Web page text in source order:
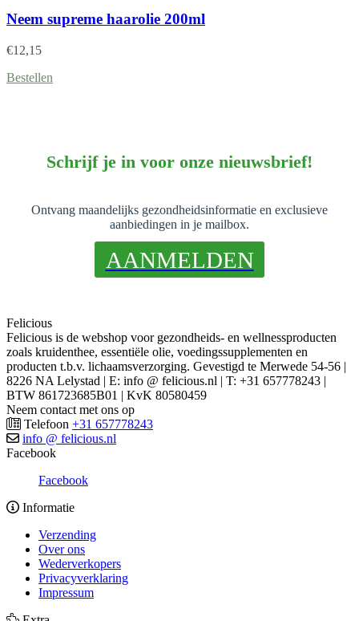
Neem supreme haarolie 200ml
€12,15
Bestellen
Schrijf je in voor onze nieuwsbrief!
Ontvang maandelijks gezondheidsinformatie en exclusieve
aanbiedingen in je mailbox.
AANMELDEN
Felicious
Felicious is de webshop voor gezondheids- en wellnessproducten
zoals kruidenthee, essentiële olie, voedingssupplementen en
producten t.b.v. lichaamsverzorging. Gevestigd te Merwede 54-56 |
8226 NA Lelystad | E: info @ felicious.nl | T: +31 657778243 |
BTW 861723685B01 | KvK 80580459
Neem contact met ons op
Telefoon +31 657778243
info @ felicious.nl
Facebook
Facebook
Informatie
Verzending
Over ons
Wederverkopers
Privacyverklaring
Impressum